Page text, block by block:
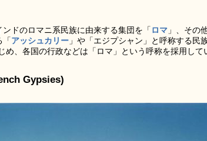
ドのロマニ系民族に由来する集団を「 ロマ 」、その
「アッシュカリー 」や「エジプシャン」と呼称する民
め、各国の行政などは「ロマ」という呼称を採用して
Gypsies)